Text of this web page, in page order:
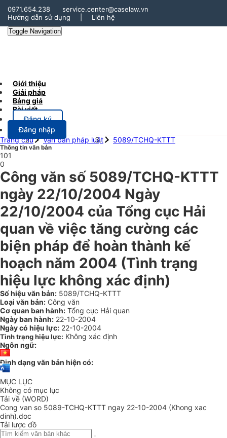
0971.654.238
service.center@caselaw.vn
Hướng dẫn sử dụng
Liên hệ
Toggle Navigation
Giới thiệu
Giải pháp
Bảng giá
Bài viết
Đăng ký
Đăng nhập
Trang chủ
Văn bản pháp luật 5089/TCHQ-KTTT
Thông tin văn bản
101
0
Công văn số 5089/TCHQ-KTTT
ngày 22/10/2004 Ngày
22/10/2004 của Tổng cục Hải
quan về việc tăng cường các
biện pháp để hoàn thành kế
hoạch năm 2004 (Tình trạng
hiệu lực không xác định)
Số hiệu văn bản: 5089/TCHQ-KTTT
Loại văn bản: Công văn
Cơ quan ban hành: Tổng cục Hải quan
Ngày ban hành: 22-10-2004
Ngày có hiệu lực: 22-10-2004
Tình trạng hiệu lực: Không xác định
Ngôn ngữ:
Định dạng văn bản hiện có:
MỤC LỤC
Không có mục lục
Tải về (WORD)
Cong van so 5089-TCHQ-KTTT ngay 22-10-2004 (Khong xac
dinh).doc
Tải lược đồ